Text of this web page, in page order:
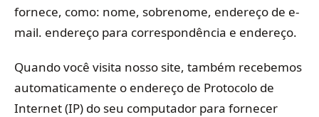
fornece, como: nome, sobrenome, endereço de e-
mail. endereço para correspondência e endereço.
Quando você visita nosso site, também recebemos
automaticamente o endereço de Protocolo de
Internet (IP) do seu computador para fornecer